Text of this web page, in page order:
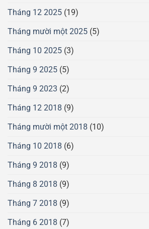
Tháng 12 2025 (19)
Tháng mười một 2025 (5)
Tháng 10 2025 (3)
Tháng 9 2025 (5)
Tháng 9 2023 (2)
Tháng 12 2018 (9)
Tháng mười một 2018 (10)
Tháng 10 2018 (6)
Tháng 9 2018 (9)
Tháng 8 2018 (9)
Tháng 7 2018 (9)
Tháng 6 2018 (7)